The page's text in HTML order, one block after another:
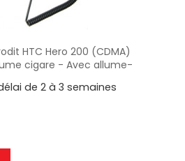
HTC Hero 200 (CDMA)
cigare - Avec allume-
de 2 à 3 semaines